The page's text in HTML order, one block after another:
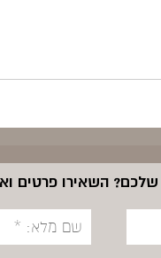
שלכם? השאירו פרטים